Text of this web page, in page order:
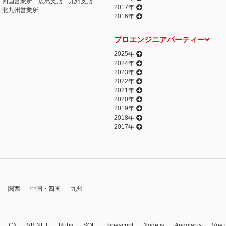
北九州営業所
2017年
2016年
プロエンジニアパーティー
2025年
2024年
2023年
2022年
2021年
2020年
2019年
2018年
2017年
関西 中国・四国 九州